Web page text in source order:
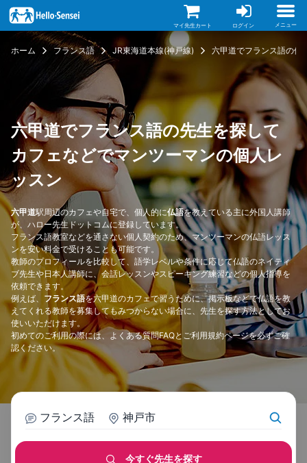
イ
ン
コ
マイ先生カート ログイン メニュー
ホーム フランス語 JR東海道本線(神戸線) 六甲道でフランス語の個
六甲道でフランス語の先生を探して
カフェなどでマンツーマンの個人レ
ッスン
六甲道駅周辺のカフェや自宅で、個人的に仏語を教えている主に外国人講師
が、ハロー先生ドットコムに登録しています。
フランス語教室などを通さない個人契約のため、マンツーマンの仏語レッス
ンを安い料金で受けることも可能です。
教師のプロフィールを比較して、語学レベルや条件に応じて仏語のネイティ
ブ先生や日本人講師に、会話レッスンやスピーキング練習などの個人指導を
依頼できます。
例えば、 フランス語を六甲道のカフェで習うために、掲示板などで仏語を教
えてくれる教師を募集してもみつからない場合に、先生を探す方法としてお
使いいただけます。
初めてのご利用の際には、 よくある質問FAQと ご利用規約ページを必ずご確
認ください。
フランス語 神戸市
今すぐ先生を探す